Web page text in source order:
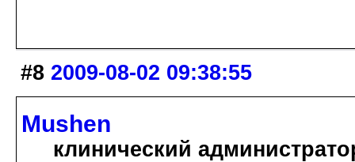
#8 2009-08-02 09:38:55
Mushen
клинический